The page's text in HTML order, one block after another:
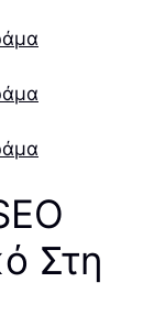
Στη